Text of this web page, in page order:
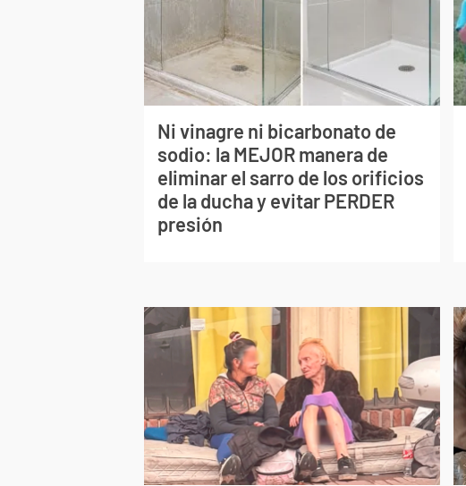
Ni vinagre ni bicarbonato de
sodio: la MEJOR manera de
eliminar el sarro de los orificios
de la ducha y evitar PERDER
presión